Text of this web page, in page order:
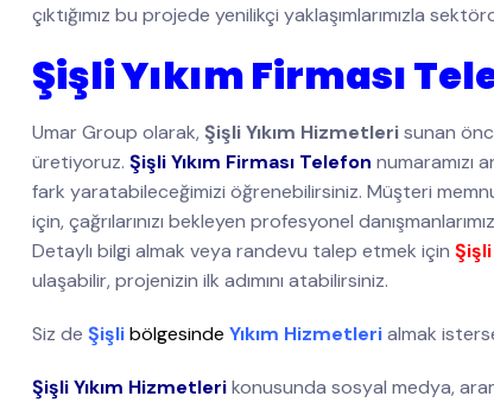
çıktığımız bu projede yenilikçi yaklaşımlarımızla
Şişli Yıkım Firması
Umar Group olarak, Şişli Yıkım Hizmetlerisunan
üretiyoruz. Şişli Yıkım Firması Telefon numaramızı
fark yaratabileceğimizi öğrenebilirsiniz. Müşteri
için, çağrılarınızı bekleyen profesyonel
Detaylı bilgi almak veya randevu talep etmek için
ulaşabilir, projenizin ilk adımını atabilirsiniz.
Siz de Şişlibölgesinde Yıkım Hizmetlerialmak
Şişli Yıkım Hizmetlerikonusunda sosyal medya,